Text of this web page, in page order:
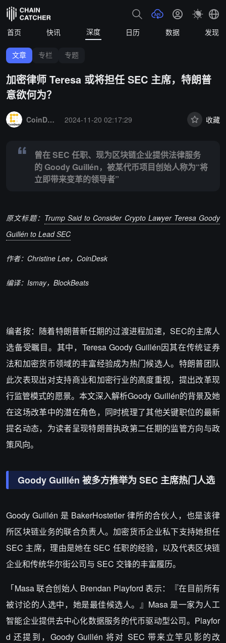
首页 快讯 深度 日历 数据 发现
文章 专栏 专题
加密律师 Teresa 或将担任 SEC 主席，特朗普
意欲何为？
CoinDesk
2024-11-20 02:17:29 收藏
曾在 SEC 任职、现为区块链企业提供法律服务
的 Goody Guillén，被某代币项目创始人称为“将
立即带来变革的领导者”
原文标题： Trump Said to Consider Crypto Lawyer Teresa Goody
Guillén to Lead SEC
作者：Christine Lee，CoinDesk
编译：Ismay，BlockBeats
编者按：随着特朗普新任期的过渡进程加速，SEC的主席人
选备受瞩目。其中，Teresa Goody Guillén因其在传统证券
法和加密货币领域的丰富经验成为热门候选人。特朗普团队
此次表现出对支持商业和加密行业的高度重视，提出改革现
行监管模式的愿景。本文深入解析Goody Guillén的背景及她
在这场改革中的潜在角色，同时梳理了其他关键职位的最新
提名动态，为读者呈现特朗普执政第二任期的监管方向与政
策风向。
Goody Guillén 被多方推举为 SEC 主席热门人选
Goody Guillén 是 BakerHostetler 律所的合伙人，也是该律
所区块链业务的联合负责人。加密货币企业私下支持她担任
SEC 主席，理由是她在 SEC 任职的经验，以及代表区块链
企业和传统华尔街公司与 SEC 交锋的丰富履历。
「Masa 联合创始人 Brendan Playford 表示：『在目前所有
被讨论的人选中，她是最佳候选人。』Masa 是一家为人工
智能企业提供去中心化数据服务的代币驱动型公司。Playfor
d 还提到，Goody Guillén 将对 SEC 带来立竿见影的改